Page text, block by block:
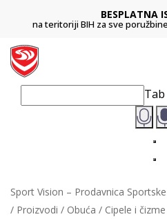
BESPLATNA
na teritoriji BIH za sve
Tab
Sport Vision – Prodavnica
Proizvodi
Obuća Cipele i čizme